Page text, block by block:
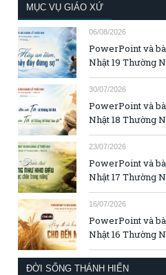
MỤC VỤ GIÁO XỨ
06/08/2026
PowerPoint và
Nhật 19 Thường
30/07/2026
PowerPoint và
Nhật 18 Thường
23/07/2026
PowerPoint và
Nhật 17 Thường
16/07/2026
PowerPoint và
Nhật 16 Thường
ĐỜI SỐNG THÁNH HIẾN